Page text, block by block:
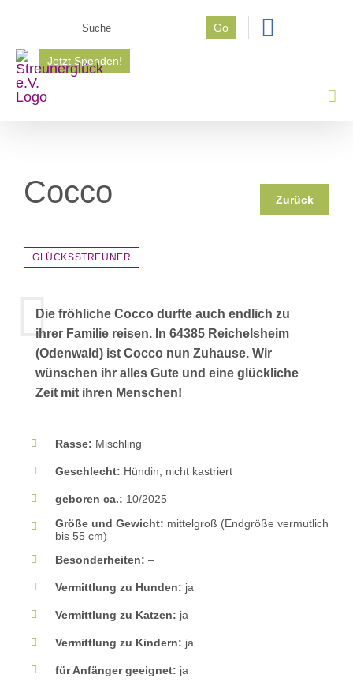
springen
Go
Jetzt Spenden!
Cocco Zurück
GLÜCKSSTREUNER
Die fröhliche Cocco durfte auch endlich zu
ihrer Familie reisen. In 64385 Reichelsheim
(Odenwald) ist Cocco nun Zuhause. Wir
wünschen ihr alles Gute und eine glückliche
Zeit mit ihren Menschen!
Rasse: Mischling
Geschlecht: Hündin, nicht kastriert
geboren ca.: 10/2025
Größe und Gewicht: mittelgroß (Endgröße vermutlich
bis 55 cm)
Besonderheiten: –
Vermittlung zu Hunden: ja
Vermittlung zu Katzen: ja
Vermittlung zu Kindern: ja
für Anfänger geeignet: ja